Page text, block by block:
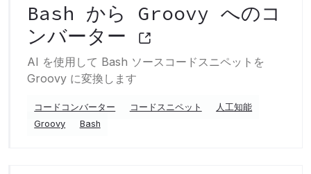
Bash から Groovy へのコ
ンバーター
AI を使用して Bash ソースコードスニペットを
Groovy に変換します
コードコンバーター コードスニペット
人工知能
Groovy
Bash